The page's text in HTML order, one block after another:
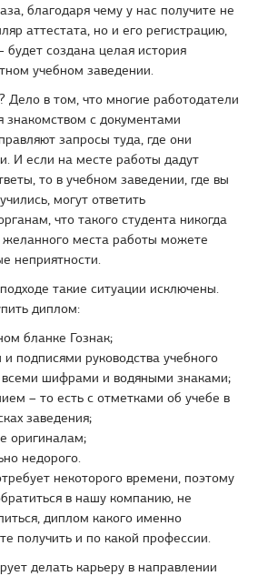
благодаря чему у нас получите не
аттестата, но и его регистрацию,
будет создана целая история
учебном заведении.
Дело в том, что многие работодатели
знакомством с документами
запросы туда, где они
И если на месте работы дадут
то в учебном заведении, где вы
могут ответить
что такого студента никогда
места работы можете
неприятности.
такие ситуации исключены.
диплом:
бланке Гознак;
и подписями руководства учебного
всеми шифрами и водяными знаками;
– то есть с отметками об учебе в
заведения;
оригиналам;
недорого.
некоторого времени, поэтому
в нашу компанию, не
диплом какого именно
получить и по какой профессии.
делать карьеру в направлении